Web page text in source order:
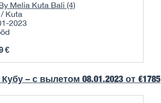
Melia Kuta Bali (4)
Kuta
2023
€
– с вылетом 08.01.2023 от €1785